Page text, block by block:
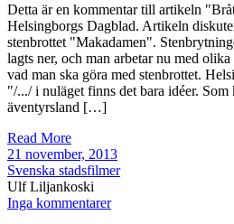
Detta är en kommentar till artikeln
Helsingborgs Dagblad. Artikeln
stenbrottet "Makadamen".
lagts ner, och man arbetar nu med
vad man ska göra med stenbrottet.
"/.../ i nuläget finns det bara idéer. Som
äventyrsland […]
Read More
21 november, 2013
Svenska stadsfilmer
Ulf Liljankoski
Inga kommentarer